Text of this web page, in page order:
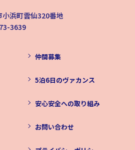
浜町雲仙320番地
3639
仲間募集
5泊6日のヴァカンス
安心安全への取り組み
お問い合わせ